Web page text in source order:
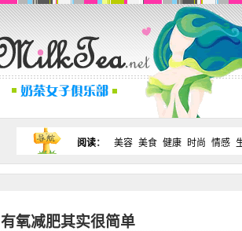
阅读： 美容 美食 健康 时尚 情感
有氧减肥其实很简单